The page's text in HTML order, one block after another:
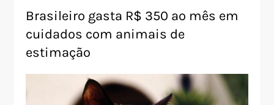
Brasileiro gasta R$ 350 ao mês em
cuidados com animais de
estimação